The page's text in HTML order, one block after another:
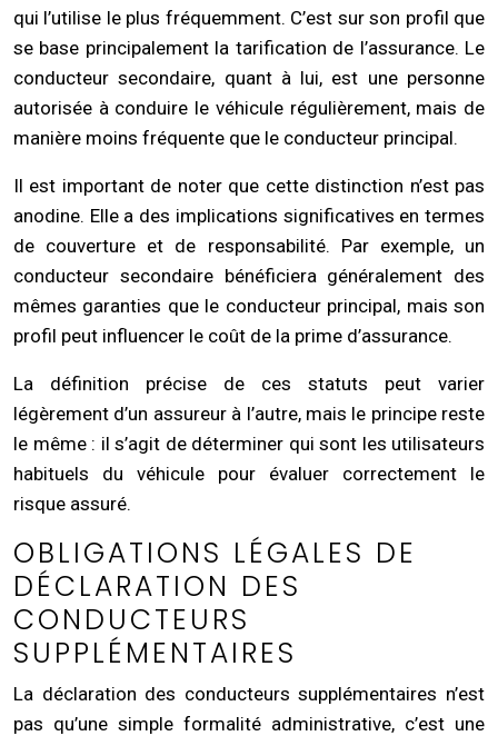
qui l’utilise le plus fréquemment. C’est sur son profil que
se base principalement la tarification de l’assurance. Le
conducteur secondaire, quant à lui, est une personne
autorisée à conduire le véhicule régulièrement, mais de
manière moins fréquente que le conducteur principal.
Il est important de noter que cette distinction n’est pas
anodine. Elle a des implications significatives en termes
de couverture et de responsabilité. Par exemple, un
conducteur secondaire bénéficiera généralement des
mêmes garanties que le conducteur principal, mais son
profil peut influencer le coût de la prime d’assurance.
La définition précise de ces statuts peut varier
légèrement d’un assureur à l’autre, mais le principe reste
le même : il s’agit de déterminer qui sont les utilisateurs
habituels du véhicule pour évaluer correctement le
risque assuré.
OBLIGATIONS LÉGALES DE
DÉCLARATION DES
CONDUCTEURS
SUPPLÉMENTAIRES
La déclaration des conducteurs supplémentaires n’est
pas qu’une simple formalité administrative, c’est une